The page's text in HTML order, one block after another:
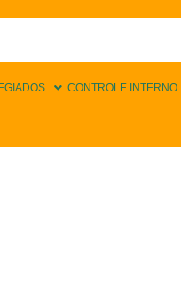
CONTROLE INTERNO